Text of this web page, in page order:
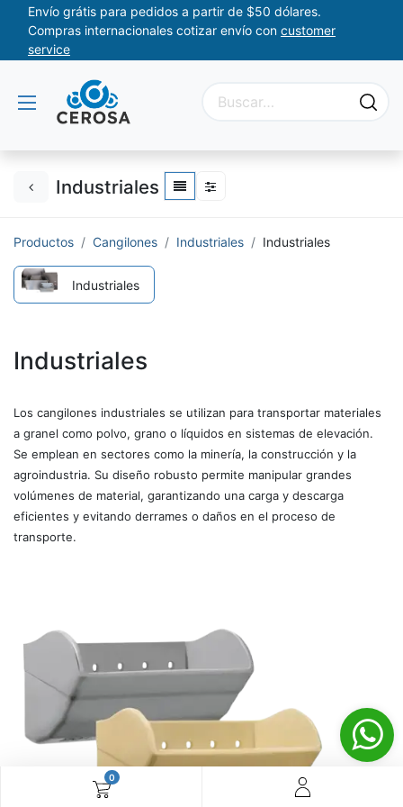
0
Envío grátis para pedidos a partir de $50 dólares.
Compras internacionales cotizar envío con customer
service
Industriales
Productos Cangilones Industriales Industriales
Industriales
Industriales
Los cangilones industriales se utilizan para transportar materiales
a granel como polvo, grano o líquidos en sistemas de elevación.
Se emplean en sectores como la minería, la construcción y la
agroindustria. Su diseño robusto permite manipular grandes
volúmenes de material, garantizando una carga y descarga
eficientes y evitando derrames o daños en el proceso de
transporte.